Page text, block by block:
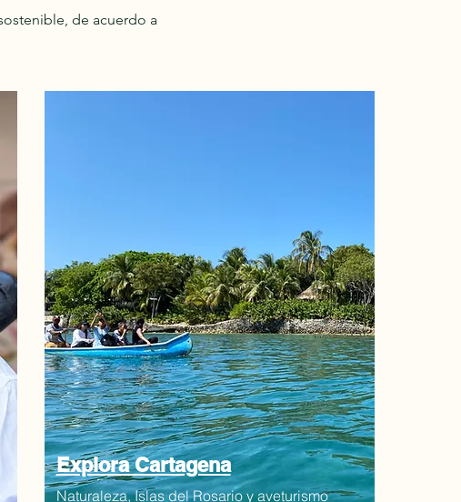
de acuerdo a
Explora Cartagena
Naturaleza, Islas del Rosario y aveturismo